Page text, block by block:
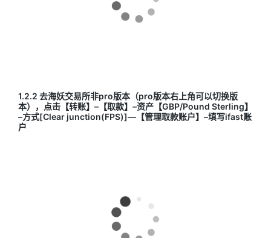
1.2.2 去海妖交易所非pro版本（pro版本右上角可以切换版
本），点击【转账】–【取款】–资产【GBP/Pound Sterling】
–方式[Clear junction(FPS)]—【管理取款账户】–填写ifast账
户